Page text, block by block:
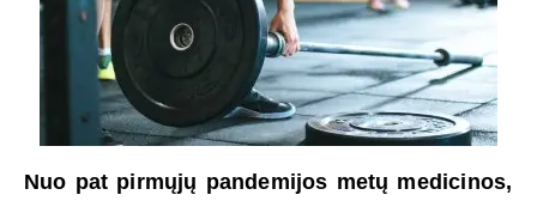
Nuo pat pirmųjų pandemijos metų medicinos,